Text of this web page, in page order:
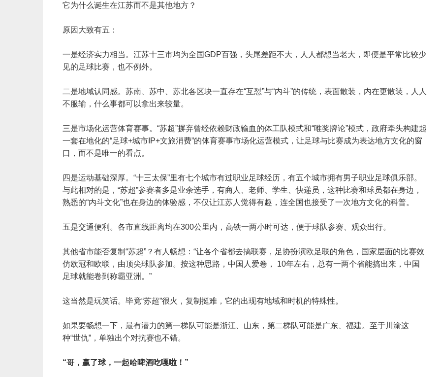
它为什么诞生在江苏而不是其他地方？
原因大致有五：
一是经济实力相当。江苏十三市均为全国GDP百强，头尾差距不大，人人都想当老大，即便是平常比较少
见的足球比赛，也不例外。
二是地域认同感。苏南、苏中、苏北各区块一直存在“互怼”与“内斗”的传统，表面散装，内在更散装，人人
不服输，什么事都可以拿出来较量。
三是市场化运营体育赛事。“苏超”摒弃曾经依赖财政输血的体工队模式和“唯奖牌论”模式，政府牵头构建起
一套在地化的“足球+城市IP+文旅消费”的体育赛事市场化运营模式，让足球与比赛成为表达地方文化的窗
口，而不是唯一的看点。
四是运动基础深厚。“十三太保”里有七个城市有过职业足球经历，有五个城市拥有男子职业足球俱乐部。
与此相对的是，“苏超”参赛者多是业余选手，有商人、老师、学生、快递员，这种比赛和球员都在身边，
熟悉的“内斗文化”也在身边的体验感，不仅让江苏人觉得有趣，连全国也接受了一次地方文化的科普。
五是交通便利。各市直线距离均在300公里内，高铁一两小时可达，便于球队参赛、观众出行。
其他省市能否复制“苏超”？有人畅想：“让各个省都去搞联赛，足协扮演欧足联的角色，国家层面的比赛效
仿欧冠和欧联，由顶尖球队参加。按这种思路，中国人爱卷， 10年左右，总有一两个省能搞出来，中国
足球就能卷到称霸亚洲。”
这当然是玩笑话。毕竟“苏超”很火，复制挺难，它的出现有地域和时机的特殊性。
如果要畅想一下，最有潜力的第一梯队可能是浙江、山东，第二梯队可能是广东、福建。至于川渝这
种“世仇”，单独出个对抗赛也不错。
“哥，赢了球，一起哈啤酒吃嘎啦！”